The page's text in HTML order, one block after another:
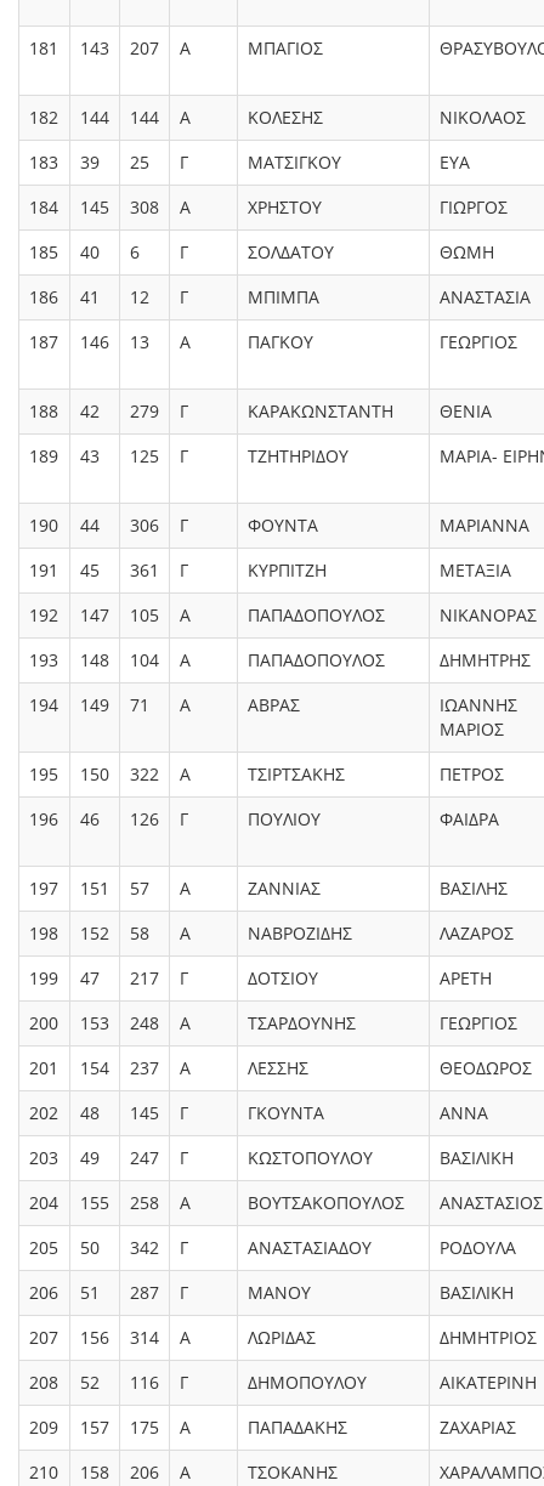
181 143 207 Α ΜΠΑΓΙΟΣ
182 144 144 Α ΚΟΛΕΣΗΣ
ΝΙΚΟΛΑΟΣ
183
39 25 Γ ΜΑΤΣΙΓΚΟΥ
ΕΥΑ
184
145 308 Α ΧΡΗΣΤΟΥ
ΓΙΩΡΓΟΣ
185
40 6 Γ ΣΟΛΔΑΤΟΥ
ΘΩΜΗ
186
41 12 Γ ΜΠΙΜΠΑ
ΑΝΑΣΤΑΣΙΑ
187
146 13 Α ΠΑΓΚΟΥ ΓΕΩΡΓΙΟΣ
188 42 279 Γ ΚΑΡΑΚΩΝΣΤΑΝΤΗ
ΘΕΝΙΑ
189
43 125 Γ ΤΖΗΤΗΡΙΔΟΥ ΜΑΡΙΑ-
190 44 306 Γ ΦΟΥΝΤΑ
ΜΑΡΙΑΝΝΑ
191
45 361 Γ ΚΥΡΠΙΤΖΗ
ΜΕΤΑΞΙΑ
192
147 105 Α ΠΑΠΑΔΟΠΟΥΛΟΣ
ΝΙΚΑΝΟΡΑΣ
193
148 104 Α ΠΑΠΑΔΟΠΟΥΛΟΣ
ΔΗΜΗΤΡΗΣ
194
149 71 Α ΑΒΡΑΣ
ΙΩΑΝΝΗΣ
ΜΑΡΙΟΣ
195
150 322 Α ΤΣΙΡΤΣΑΚΗΣ
ΠΕΤΡΟΣ
196
46 126 Γ ΠΟΥΛΙΟΥ ΦΑΙΔΡΑ
197 151 57 Α ΖΑΝΝΙΑΣ
ΒΑΣΙΛΗΣ
198
152 58 Α ΝΑΒΡΟΖΙΔΗΣ
ΛΑΖΑΡΟΣ
199
47 217 Γ ΔΟΤΣΙΟΥ
ΑΡΕΤΗ
200
153 248 Α ΤΣΑΡΔΟΥΝΗΣ
ΓΕΩΡΓΙΟΣ
201
154 237 Α ΛΕΣΣΗΣ
ΘΕΟΔΩΡΟΣ
202
48 145 Γ ΓΚΟΥΝΤΑ
ΑΝΝΑ
203
49 247 Γ ΚΩΣΤΟΠΟΥΛΟΥ
ΒΑΣΙΛΙΚΗ
204
155 258 Α ΒΟΥΤΣΑΚΟΠΟΥΛΟΣ
ΑΝΑΣΤΑΣΙΟΣ
205
50 342 Γ ΑΝΑΣΤΑΣΙΑΔΟΥ
ΡΟΔΟΥΛΑ
206
51 287 Γ ΜΑΝΟΥ
ΒΑΣΙΛΙΚΗ
207
156 314 Α ΛΩΡΙΔΑΣ
ΔΗΜΗΤΡΙΟΣ
208
52 116 Γ ΔΗΜΟΠΟΥΛΟΥ
ΑΙΚΑΤΕΡΙΝΗ
209
157 175 Α ΠΑΠΑΔΑΚΗΣ
ΖΑΧΑΡΙΑΣ
210
158 206 Α ΤΣΟΚΑΝΗΣ